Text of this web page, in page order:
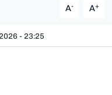
A- A+
- 23:25